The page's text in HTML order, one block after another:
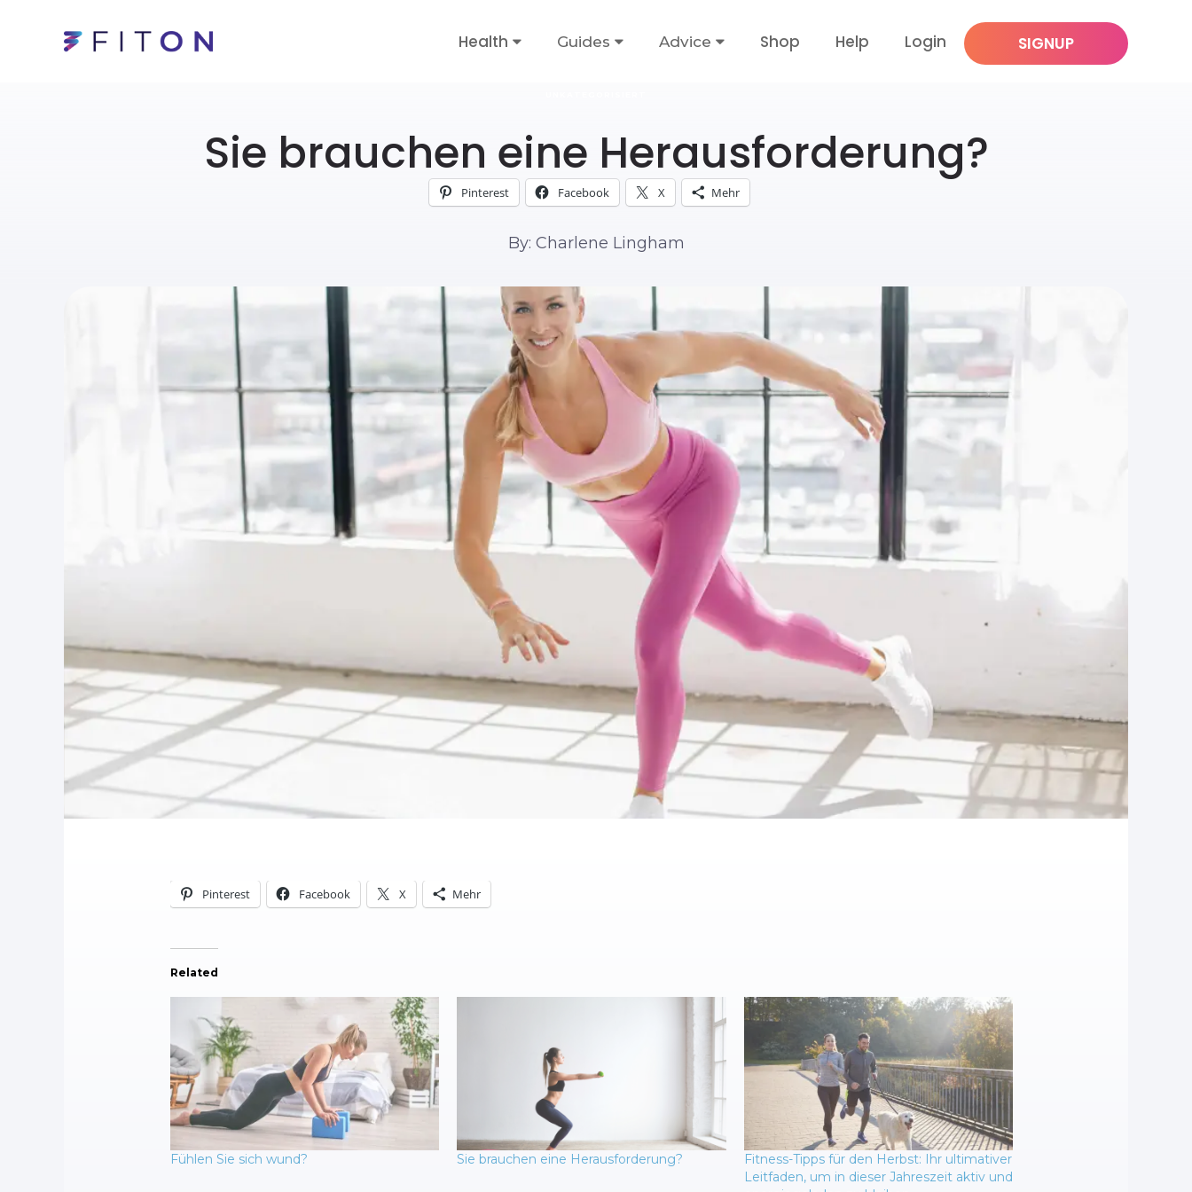
Health Guides Advice Shop Help Login SIGNUP
Sie brauchen eine Herausforderung?
Pinterest Facebook X Mehr
By: Charlene Lingham
Pinterest Facebook X Mehr
Related
Fühlen Sie sich wund? Sie brauchen eine Herausforderung?
Fitness-Tipps für den Herbst: Ihr ultimativer
Leitfaden, um in dieser Jahreszeit aktiv und